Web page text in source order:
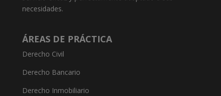
necesidades.
ÁREAS DE PRÁCTICA
Derecho Civil
Derecho Bancario
Derecho Inmobiliario